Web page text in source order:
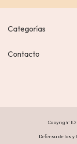
Categorías
Contacto
Copyright ID
Defensa de las